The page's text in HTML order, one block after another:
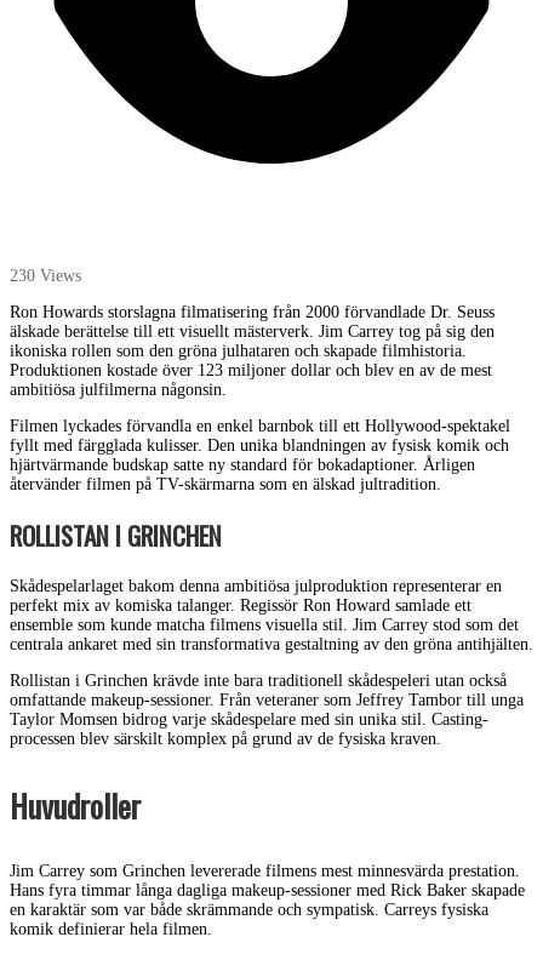
230 Views
Ron Howards storslagna filmatisering från 2000 förvandlade Dr. Seuss
älskade berättelse till ett visuellt mästerverk. Jim Carrey tog på sig den
ikoniska rollen som den gröna julhataren och skapade filmhistoria.
Produktionen kostade över 123 miljoner dollar och blev en av de mest
ambitiösa julfilmerna någonsin.
Filmen lyckades förvandla en enkel barnbok till ett Hollywood-spektakel
fyllt med färgglada kulisser. Den unika blandningen av fysisk komik och
hjärtvärmande budskap satte ny standard för bokadaptioner. Årligen
återvänder filmen på TV-skärmarna som en älskad jultradition.
ROLLISTAN I GRINCHEN
Skådespelarlaget bakom denna ambitiösa julproduktion representerar en
perfekt mix av komiska talanger. Regissör Ron Howard samlade ett
ensemble som kunde matcha filmens visuella stil. Jim Carrey stod som det
centrala ankaret med sin transformativa gestaltning av den gröna antihjälten.
Rollistan i Grinchen krävde inte bara traditionell skådespeleri utan också
omfattande makeup-sessioner. Från veteraner som Jeffrey Tambor till unga
Taylor Momsen bidrog varje skådespelare med sin unika stil. Casting-
processen blev särskilt komplex på grund av de fysiska kraven.
Huvudroller
Jim Carrey som Grinchen levererade filmens mest minnesvärda prestation.
Hans fyra timmar långa dagliga makeup-sessioner med Rick Baker skapade
en karaktär som var både skrämmande och sympatisk. Carreys fysiska
komik definierar hela filmen.